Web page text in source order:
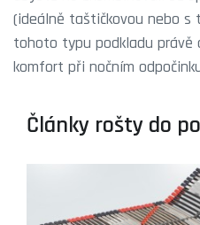
Články rošty do
(ideálně taštičkovou nebo s
tohoto typu podkladu právě
komfort při nočním